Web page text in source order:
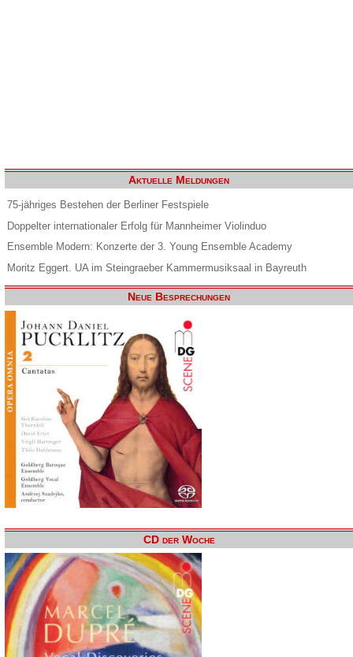
Aktuelle Meldungen
75-jähriges Bestehen der Berliner Festspiele
Doppelter internationaler Erfolg für Mannheimer Violinduo
Ensemble Modern: Konzerte der 3. Young Ensemble Academy
Moritz Eggert. UA im Steingraeber Kammermusiksaal in Bayreuth
Neue Besprechungen
CD der Woche